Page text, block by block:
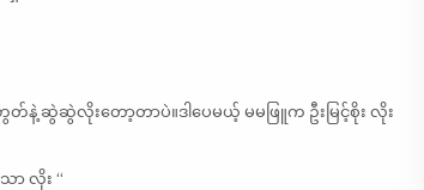
နဲ့ ဆွဲဆွဲလိုးတော့တာပဲ။ဒါပေမယ့် မမဖြူက ဦးမြင့်စိုး လိုး
ာ လိုး “